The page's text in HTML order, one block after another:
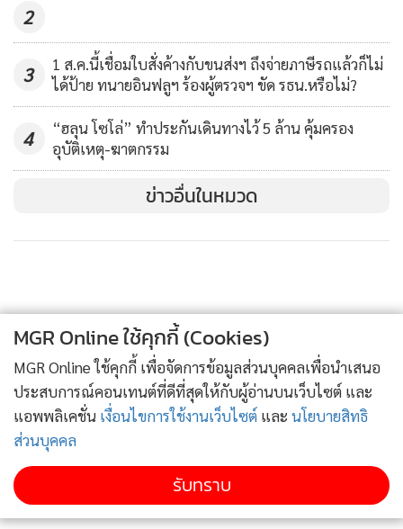
ว่าผมทำให้ธรรมศาสตร์เสียหาย จะเรียกรางวัลคืนผมก็ยินดีนะ
ท่านอธิการบดีช่วยดูๆ หน่อย ระยะหลังธรรมศาสตร์มีอาจารย์
เพี้ยนๆ อยู่หลายคน”
2
3
1 ส.ค.นี้เชื่อมใบสั่งค้างกับขนส่งฯ ถึงจ่ายภาษีรถแล้วก็ไม่
ได้ป้าย ทนายอินฟลูฯ ร้องผู้ตรวจฯ ขัด รธน.หรือไม่?
4
“ฮลุน โซโล่” ทำประกันเดินทางไว้ 5 ล้าน คุ้มครอง
อุบัติเหตุ-ฆาตกรรม
ข่าวอื่นในหมวด
MGR Online ใช้คุกกี้ (Cookies)
MGR Online ใช้คุกกี้ เพื่อจัดการข้อมูลส่วนบุคคลเพื่อนำเสนอ
ประสบการณ์คอนเทนต์ที่ดีที่สุดให้กับผู้อ่านบนเว็บไซต์ และ
แอพพลิเคชั่น เงื่อนไขการใช้งานเว็บไซต์ และ นโยบายสิทธิ
ส่วนบุคคล
รับทราบ